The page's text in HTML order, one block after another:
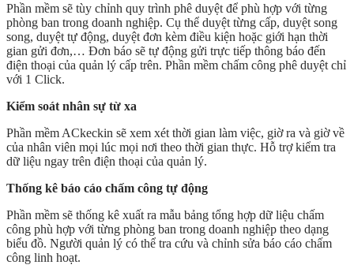
Phần mềm sẽ tùy chỉnh quy trình phê duyệt để phù hợp với từng
phòng ban trong doanh nghiệp. Cụ thể duyệt từng cấp, duyệt song
song, duyệt tự động, duyệt đơn kèm điều kiện hoặc giới hạn thời
gian gửi đơn,… Đơn báo sẽ tự động gửi trực tiếp thông báo đến
điện thoại của quản lý cấp trên. Phần mềm chấm công phê duyệt chỉ
với 1 Click.
Kiểm soát nhân sự từ xa
Phần mềm ACkeckin sẽ xem xét thời gian làm việc, giờ ra và giờ về
của nhân viên mọi lúc mọi nơi theo thời gian thực. Hỗ trợ kiểm tra
dữ liệu ngay trên điện thoại của quản lý.
Thống kê báo cáo chấm công tự động
Phần mềm sẽ thống kê xuất ra mẫu bảng tổng hợp dữ liệu chấm
công phù hợp với từng phòng ban trong doanh nghiệp theo dạng
biểu đồ. Người quản lý có thể tra cứu và chỉnh sửa báo cáo chấm
công linh hoạt.